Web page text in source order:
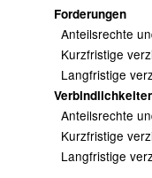
Forderungen
Anteilsrechte
Kurzfristige
Langfristige
Anteilsrechte
Kurzfristige
Langfristige